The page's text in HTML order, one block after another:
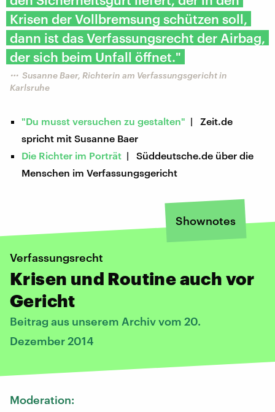
Krisen der Vollbremsung schützen soll,
dann ist das Verfassungsrecht der Airbag,
der sich beim Unfall öffnet."
Susanne Baer, Richterin am Verfassungsgericht in
Karlsruhe
"Du musst versuchen zu gestalten" | Zeit.de
spricht mit Susanne Baer
Die Richter im Porträt | Süddeutsche.de über die
Menschen im Verfassungsgericht
Shownotes
Verfassungsrecht
Krisen und Routine auch vor
Gericht
Beitrag aus unserem Archiv vom 20.
Dezember 2014
Moderation: